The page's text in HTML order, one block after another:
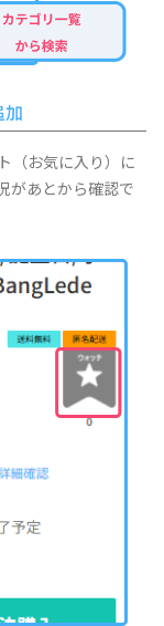
（お気に入り）に
があとから確認で